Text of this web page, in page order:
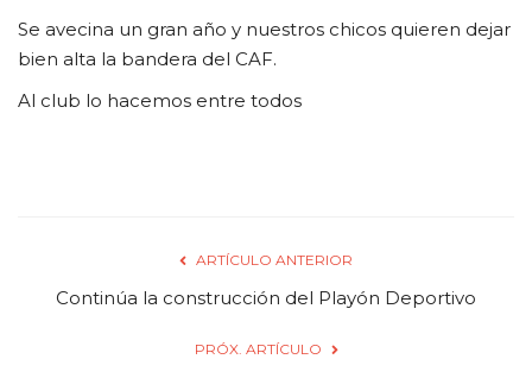
Se avecina un gran año y nuestros chicos quieren dejar
bien alta la bandera del CAF.
Al club lo hacemos entre todos
ARTÍCULO ANTERIOR
Continúa la construcción del Playón Deportivo
PRÓX. ARTÍCULO